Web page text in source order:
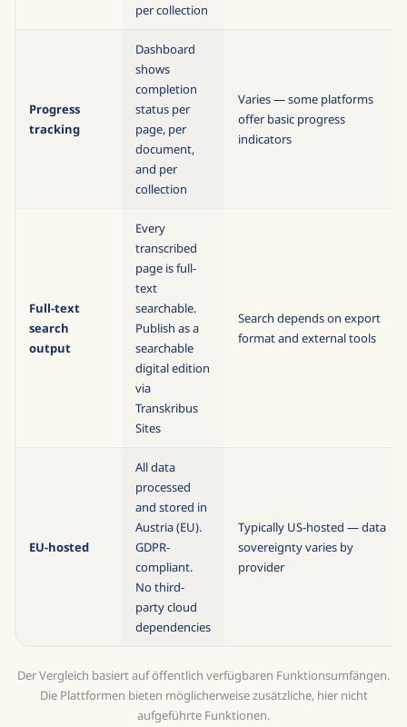
per collection
Progress
tracking
Dashboard
shows
completion
status per
page, per
document,
and per
collection
Varies — some platforms
offer basic progress
indicators
Full-text
search
output
Every
transcribed
page is full-
text
searchable.
Publish as a
searchable
digital edition
via
Transkribus
Sites
Search depends on export
format and external tools
EU-hosted
All data
processed
and stored in
Austria (EU).
GDPR-
compliant.
No third-
party cloud
dependencies
Typically US-hosted — data
sovereignty varies by
provider
Der Vergleich basiert auf öffentlich verfügbaren Funktionsumfängen.
Die Plattformen bieten möglicherweise zusätzliche, hier nicht
aufgeführte Funktionen.